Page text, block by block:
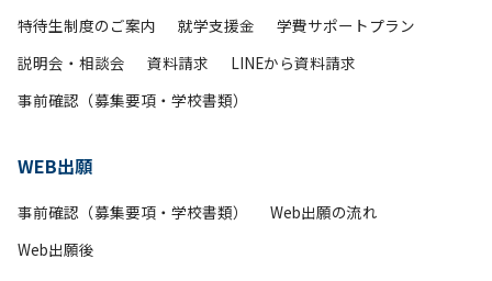
特待生制度のご案内
就学支援金
学費サポートプラン
説明会・相談会
資料請求
LINEから資料請求
事前確認（募集要項・学校書類）
WEB出願
事前確認（募集要項・学校書類）
Web出願の流れ
Web出願後